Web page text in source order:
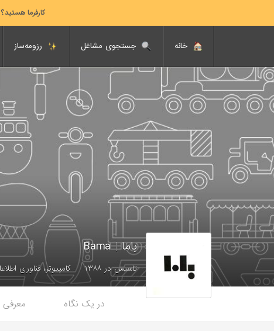
کارفرما هستید؟
خانه جستجوی مشاغل رزومه‌ساز
باما|
‌Bama
تاسیس در ۱۳۸۸ کامپیوتر، فناوری
در یک نگاه معرفی